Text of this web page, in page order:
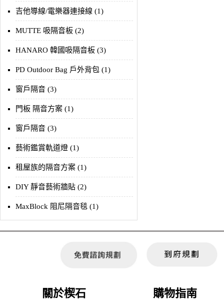
吉他導線/電樂器連接線 (1)
MUTTE 吸隔音板 (2)
HANARO 韓國吸隔音板 (3)
PD Outdoor Bag 戶外背包 (1)
窗戶隔音 (3)
門板 隔音方案 (1)
窗戶隔音 (3)
藝術鑑賞軌道燈 (1)
租屋族的隔音方案 (1)
DIY 靜音藝術牆貼 (2)
MaxBlock 阻尼隔音毯 (1)
關於楔石 購物指南